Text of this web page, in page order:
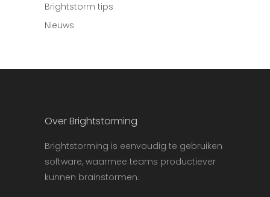
Brightstorm tips
Nieuws
Over Brightstorming
Brightstorming is eenvoudig te gebruiken
software, waarmee teams productiever
kunnen brainstormen.